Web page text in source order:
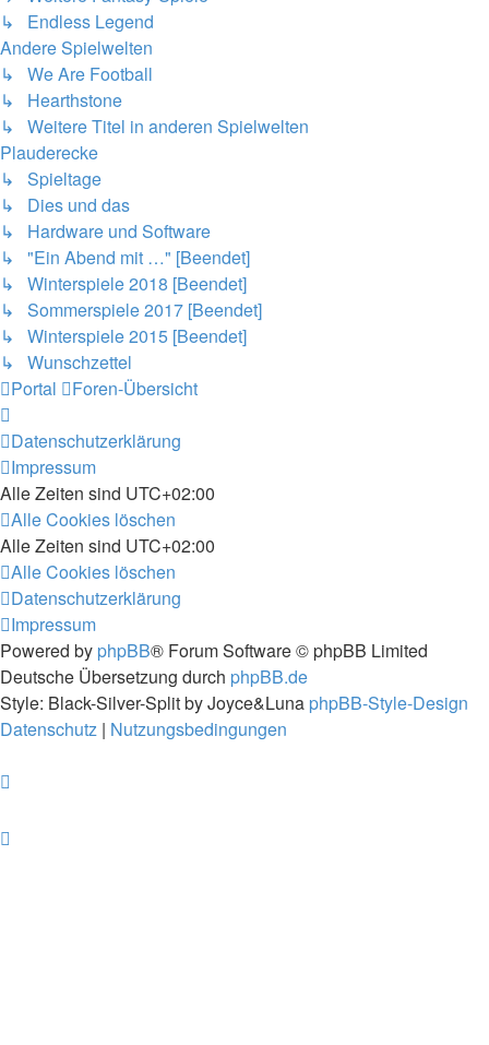
↳ Endless Legend
Andere Spielwelten
↳ We Are Football
↳ Hearthstone
↳ Weitere Titel in anderen Spielwelten
Plauderecke
↳ Spieltage
↳ Dies und das
↳ Hardware und Software
↳ "Ein Abend mit …" [Beendet]
↳ Winterspiele 2018 [Beendet]
↳ Sommerspiele 2017 [Beendet]
↳ Winterspiele 2015 [Beendet]
↳ Wunschzettel
Portal
Foren-Übersicht
Datenschutzerklärung
Impressum
Alle Zeiten sind UTC+02:00
Alle Cookies löschen
Alle Zeiten sind UTC+02:00
Alle Cookies löschen
Datenschutzerklärung
Impressum
Powered by phpBB® Forum Software © phpBB Limited
Deutsche Übersetzung durch phpBB.de
Style: Black-Silver-Split by Joyce&Luna phpBB-Style-Design
Datenschutz | Nutzungsbedingungen